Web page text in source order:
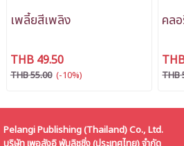
เพลี้ยสีเพลิง
THB 49.50
THB 55.00 (-10%)
คล
THB
Pelangi Publishing (Thailand) Co., Ltd.